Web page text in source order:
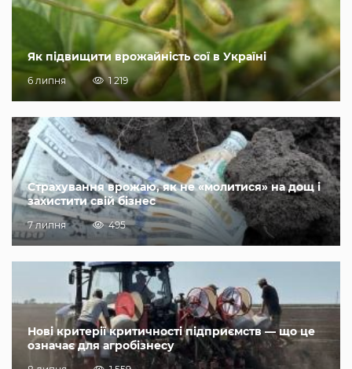
Як підвищити врожайність сої в Україні
6 липня 1 219
Страхування врожаю, як не «молитися» на дощ і
захистити свій бізнес
7 липня 495
Нові критерії критичності підприємств — що це
означає для агробізнесу